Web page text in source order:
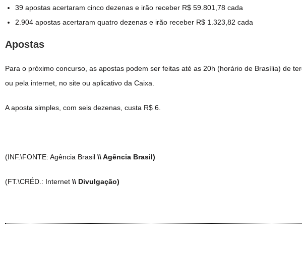
39 apostas acertaram cinco dezenas e irão receber R$ 59.801,78 cada
2.904 apostas acertaram quatro dezenas e irão receber R$ 1.323,82 cada
Apostas
Para o próximo concurso, as apostas podem ser feitas até as 20h (horário de Brasília) de
ou pela internet , no site ou aplicativo da Caixa.
A aposta simples, com seis dezenas, custa R$ 6.
(INF.\FONTE: Agência Brasil \\ Agência Brasil)
(FT.\CRÉD.: Internet \\ Divulgação)